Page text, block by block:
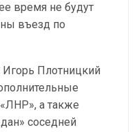
время не будут
въезд по
Плотницкий
а также
соседней